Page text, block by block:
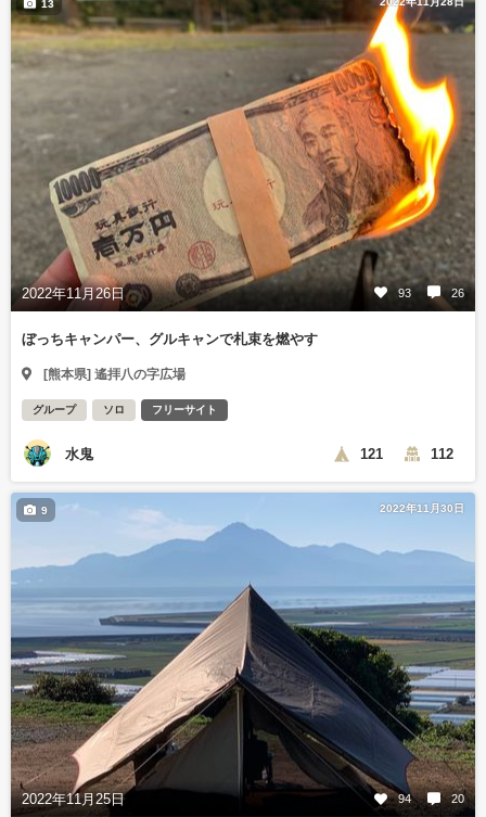
2022年11月26日 93 26
13
ぼっちキャンパー、グルキャンで札束を燃やす
[熊本県] 遙拝八の字広場
グループ ソロ フリーサイト
水鬼 121 112
2022年11月30日
2022年11月25日 94 20
9